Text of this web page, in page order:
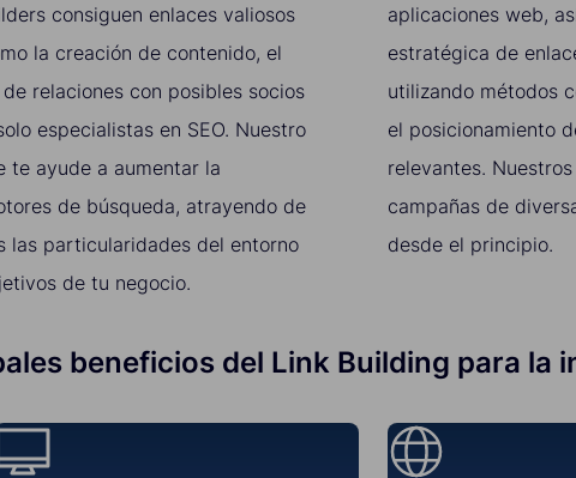
consiguen enlaces valiosos
la creación de contenido, el
relaciones con posibles socios
especialistas en SEO. Nuestro
te ayude a aumentar la
de búsqueda, atrayendo de
las particularidades del entorno
de tu negocio.
aplicaciones web,
estratégica de
utilizando métodos
el posicionamiento
relevantes.
campañas de
desde el principio.
beneficios del Link Building para la